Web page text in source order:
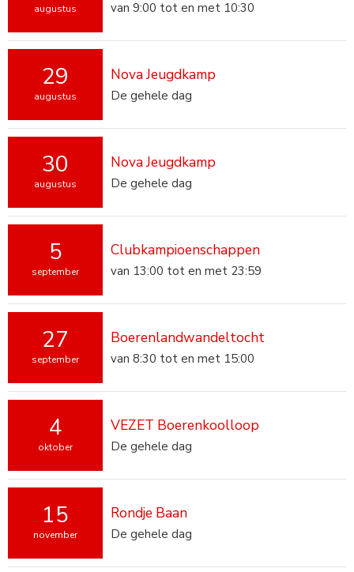
augustus van 9:00 tot en met 10:30
29
augustus
Nova Jeugdkamp
De gehele dag
30
augustus
Nova Jeugdkamp
De gehele dag
5
september
Clubkampioenschappen
van 13:00 tot en met 23:59
27
september
Boerenlandwandeltocht
van 8:30 tot en met 15:00
4
oktober
VEZET Boerenkoolloop
De gehele dag
15
november
Rondje Baan
De gehele dag